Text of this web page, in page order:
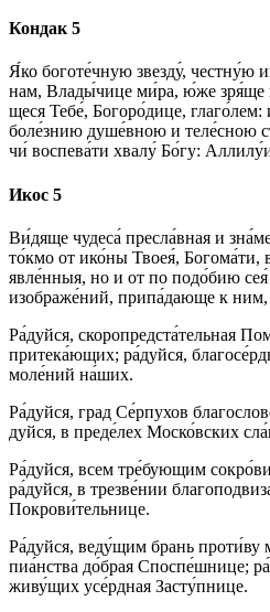
Кондак 5
Я́ко боготе́чную звезду́, чест­ну́ю
нам, Вла­ды́­чи­це ми́­ра, ю́же
ще­ся Те­бе́, Бо­го­ро́­ди­це,
боле́знию душе́вною и теле́сною
чи́ вос­пе­ва́­ти хва­лу́ Бо́­гу:
Икос 5
Ви́­дя­ще чу­де­са́ пре­сла́в­ная и
то́кмо от ико́­ны Твоея́, Бо­го­ма́­ти,
явле́нныя, но и от по подо́бию
изображе́ний, при­па́­даю­ще к
Ра́­дуй­ся, скоропредста́тельная
при­те­ка́ю­щих; ра́­дуй­ся,
моле́ний на́­ших.
Ра́­дуй­ся, град Се́рпухов
дуй­ся, в преде́лех Моско́вских
Ра́­дуй­ся, всем тре́­бую­щим
ра́­дуй­ся, в трезве́нии
Покрови́тельнице.
Ра́­дуй­ся, веду́щим брань про­ти́­ву
пиа́нства до́б­рая Споспе́шнице;
живу́щих усе́рд­ная За­сту́п­ни­це.